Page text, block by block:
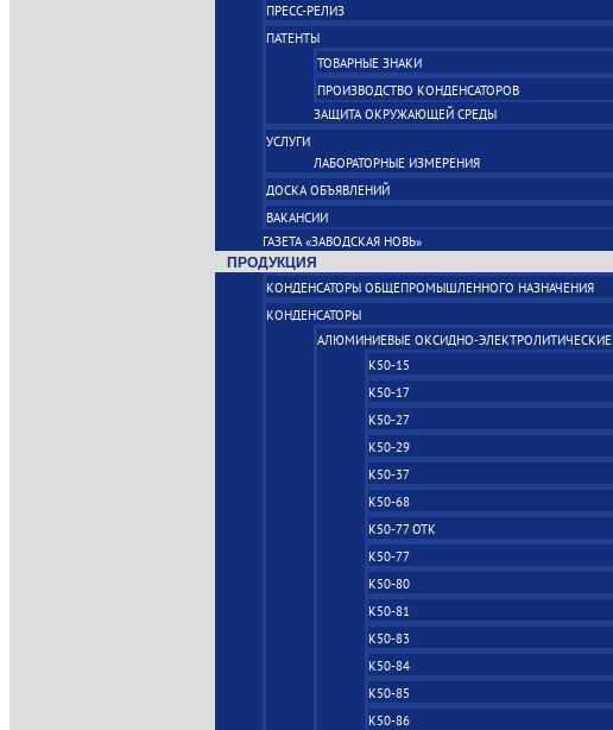
ПРЕСС-РЕЛИЗ
ПАТЕНТЫ
ТОВАРНЫЕ ЗНАКИ
ПРОИЗВОДСТВО КОНДЕНСАТОРОВ
ЗАЩИТА ОКРУЖАЮЩЕЙ СРЕДЫ
УСЛУГИ
ЛАБОРАТОРНЫЕ ИЗМЕРЕНИЯ
ДОСКА ОБЪЯВЛЕНИЙ
ВАКАНСИИ
ГАЗЕТА «ЗАВОДСКАЯ НОВЬ»
ПРОДУКЦИЯ
КОНДЕНСАТОРЫ ОБЩЕПРОМЫШЛЕННОГО НАЗНАЧЕНИЯ
КОНДЕНСАТОРЫ
АЛЮМИНИЕВЫЕ ОКСИДНО‑ЭЛЕКТРОЛИТИЧЕСКИЕ
К50-15
К50-17
К50-27
К50-29
К50-37
К50-68
К50-77 ОТК
К50-77
К50-80
К50-81
К50-83
К50-84
К50-85
К50-86